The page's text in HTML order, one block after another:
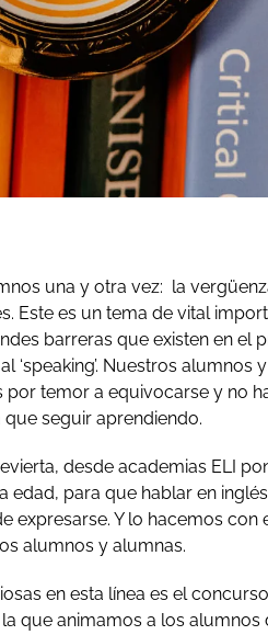
una y otra vez: la
Este es un tema de vital
barreras que existen en el
‘speaking’. Nuestros alumnos
por temor a equivocarse y no
seguir aprendiendo.
desde academias ELI
edad, para que hablar en
expresarse. Y lo hacemos
alumnos y alumnas.
en esta línea es el
que animamos a los alumnos